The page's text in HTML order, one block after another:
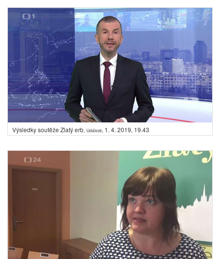
Výsledky soutěže Zlatý erb, Události, 1. 4. 2019, 19.43